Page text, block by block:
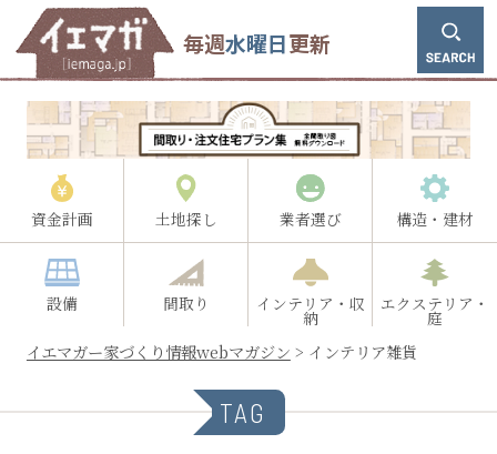
毎週水曜日更新
資金計画 土地探し 業者選び 構造・建材
設備 間取り インテリア・収
納
エクステリア・
庭
イエマガー家づくり情報webマガジン > インテリア雑貨
TAG